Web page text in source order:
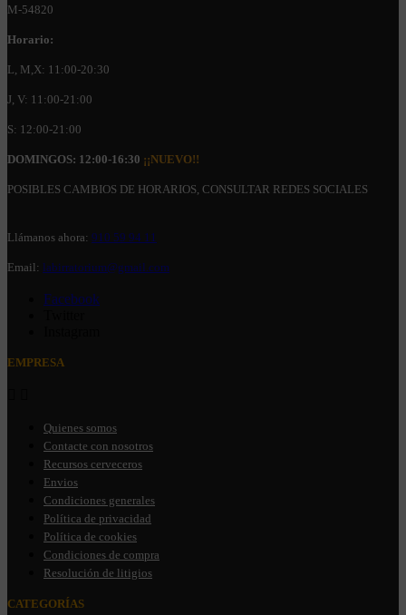
M-54820
Horario:
L, M,X: 11:00-20:30
J, V: 11:00-21:00
S: 12:00-21:00
DOMINGOS: 12:00-16:30 ¡¡NUEVO!!
POSIBLES CAMBIOS DE HORARIOS, CONSULTAR REDES SOCIALES
Llámanos ahora: 910 59 94 11
Email: labirratorium@gmail.com
Facebook
EMPRESA
Quienes somos
Contacte con nosotros
Recursos cerveceros
Envios
Condiciones generales
Política de privacidad
Política de cookies
Condiciones de compra
Resolución de litigios
CATEGORÍAS